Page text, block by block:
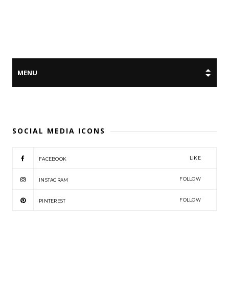
SOCIAL MEDIA ICONS
FACEBOOK LIKE
INSTAGRAM FOLLOW
PINTEREST FOLLOW